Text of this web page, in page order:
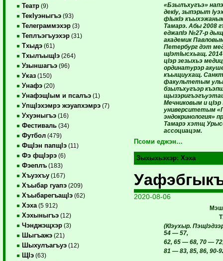
Театр (9)
ТекIуэныгъэ (93)
Телеграммэхэр (3)
Теплъэгъуэхэр (31)
Тхыдэ (61)
ТхылъыщIэ (264)
Узыншагъэ (96)
Указ (150)
Унафэ (20)
УнафэщIым и псалъэ (1)
УпщIэхэмрэ жэуапхэмрэ (7)
Ухуэныгъэ (16)
Фестиваль (34)
Футбол (479)
ФщIэн папщIэ (11)
Фэ фщIэрэ (6)
Фэеплъ (183)
Хъуэхъу (167)
Хъыбар гуапэ (209)
ХъыбарегъащIэ (62)
Хэха (5 912)
Хэхыныгъэ (12)
Чэнджэщхэр (3)
Шыгъажэ (21)
Шыхулъагъуэ (12)
ЩIэ (63)
«Бзылъхугъэ»
декIу, зыпэрыт
фIыкIэ
Тамарэ. Абы 2008
еджапIэ №27-р
академик
Петербург дэт
щIэтIысхьащ.
цIэр зезыхьэ
ординатурэр
къыщиухащ.
факультетым
бзылъхугъэр
Мечниковым и цIэр
университетым
эндокринология»
Тамарэ хэтщ
ассоциацэм.
Псоми еджэн…
Зыхыхьэхэр: Хэха
2020-08-06
(КIэухыр.
54 — 57,
62, 65 — 68, 70 —
81 — 83, 85, 86, 90-